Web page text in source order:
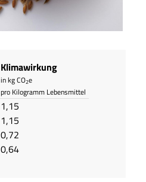
Klimawirkung
in kg CO2e
pro Kilogramm Lebensmittel
1,15
1,15
0,72
0,64